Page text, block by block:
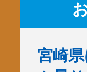
宮崎